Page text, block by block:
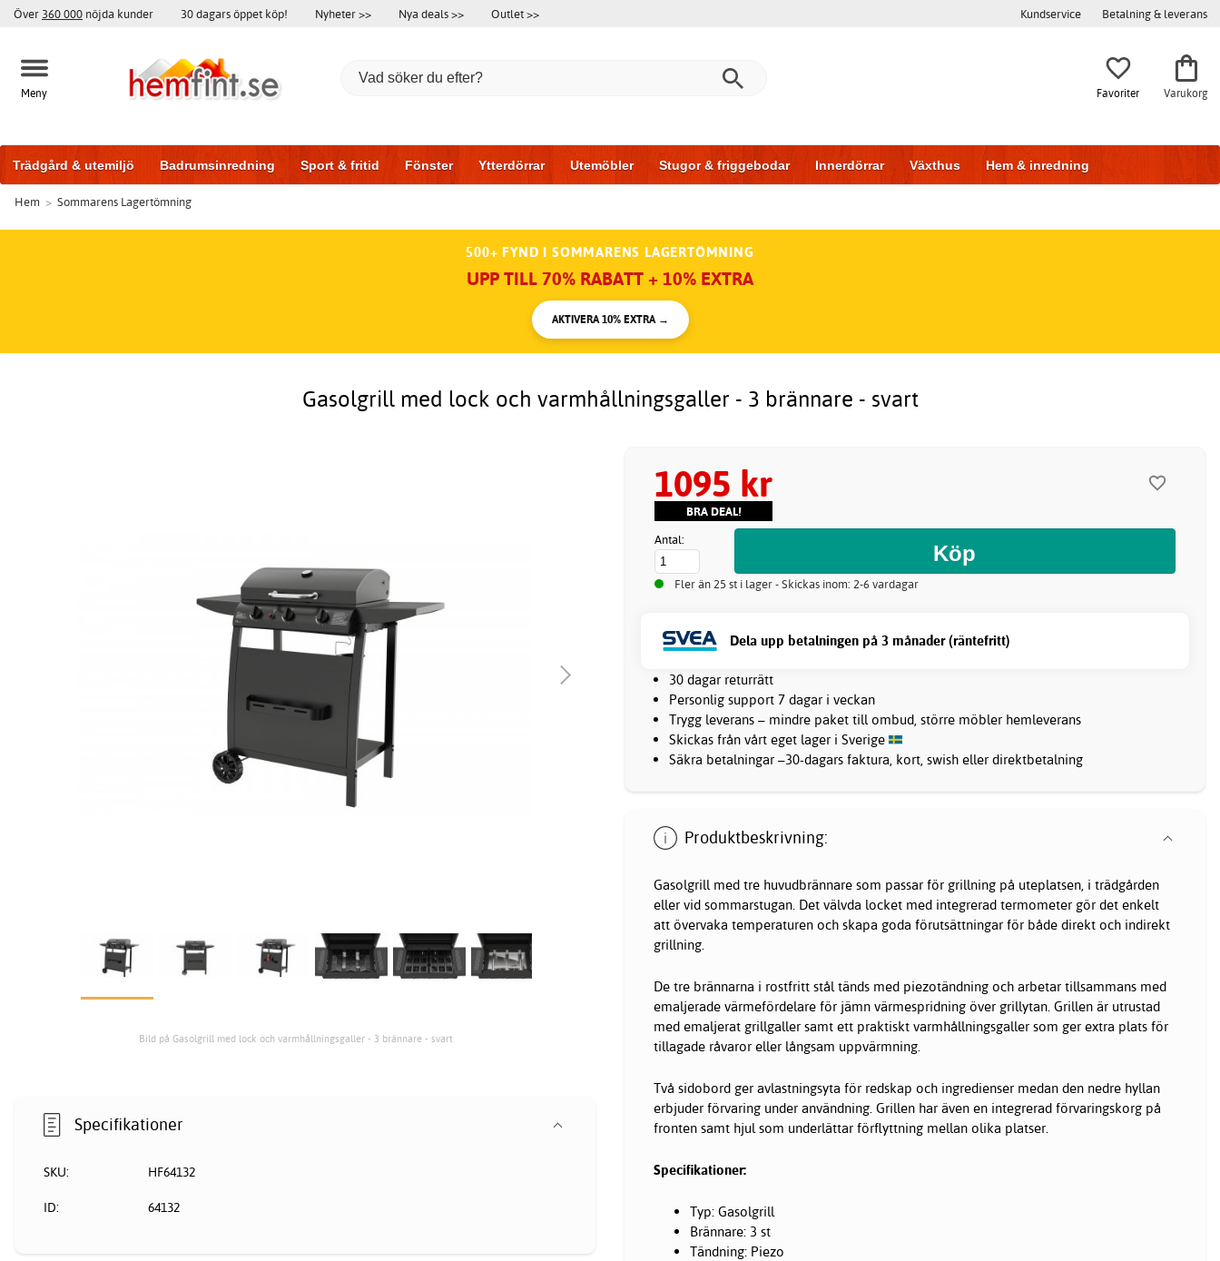
Över 360 000 nöjda kunder 30 dagars öppet köp! Nyheter >> Nya deals >> Outlet >> Kundservice Betalning & leverans
Meny Favoriter Varukorg
Trädgård & utemiljö Badrumsinredning Sport & fritid Fönster Ytterdörrar Utemöbler Stugor & friggebodar Innerdörrar Växthus Hem & inredning
Badrumsmöbler Träningsutrustning
Hem > Sommarens Lagertömning
500+ FYND I SOMMARENS LAGERTÖMNING
UPP TILL 70% RABATT + 10% EXTRA
AKTIVERA 10% EXTRA →
Gasolgrill med lock och varmhållningsgaller - 3 brännare - svart
Bild på Gasolgrill med lock och varmhållningsgaller - 3 brännare - svart
1095 kr
BRA DEAL!
Antal:
Fler än 25 st i lager - Skickas inom: 2-6 vardagar
Dela upp betalningen på 3 månader (räntefritt)
30 dagar returrätt
Personlig support 7 dagar i veckan
Trygg leverans – mindre paket till ombud, större möbler hemleverans
Skickas från vårt eget lager i Sverige
Säkra betalningar –30-dagars faktura, kort, swish eller direktbetalning
Produktbeskrivning:
Gasolgrill med tre huvudbrännare som passar för grillning på uteplatsen, i trädgården
eller vid sommarstugan. Det välvda locket med integrerad termometer gör det enkelt
att övervaka temperaturen och skapa goda förutsättningar för både direkt och indirekt
grillning.
De tre brännarna i rostfritt stål tänds med piezotändning och arbetar tillsammans med
emaljerade värmefördelare för jämn värmespridning över grillytan. Grillen är utrustad
med emaljerat grillgaller samt ett praktiskt varmhållningsgaller som ger extra plats för
tillagade råvaror eller långsam uppvärmning.
Två sidobord ger avlastningsyta för redskap och ingredienser medan den nedre hyllan
erbjuder förvaring under användning. Grillen har även en integrerad förvaringskorg på
fronten samt hjul som underlättar förflyttning mellan olika platser.
Specifikationer:
Typ: Gasolgrill
Brännare: 3 st
Tändning: Piezo
Specifikationer
SKU: HF64132
ID: 64132